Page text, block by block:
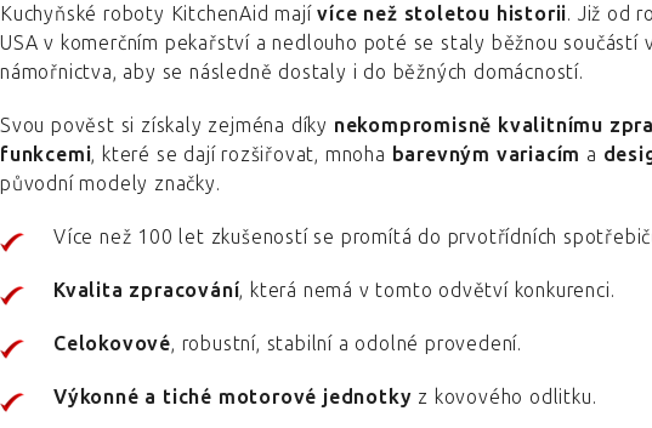
Kuchyňské roboty KitchenAid majívíce než stoletou historii. Již od
USA v komerčním pekařství a nedlouho poté se staly běžnou součástí
námořnictva, aby se následně dostaly i do běžných domácností.
Svou pověst si získaly zejména díky nekompromisně kvalitnímu
funkcemi, které se dají rozšiřovat, mnoha barevným variacím a
původní modely značky.
Více než 100 let zkušeností se promítá do prvotřídních
Kvalita zpracování, která nemá v tomto odvětví konkurenci.
Celokovové, robustní, stabilní a odolné provedení.
Výkonné a tiché motorové jednotky z kovového odlitku.